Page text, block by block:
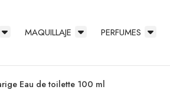
MAQUILLAJE PERFUMES
Eau de toilette 100 ml